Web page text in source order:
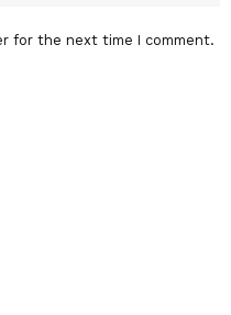
for the next time I comment.